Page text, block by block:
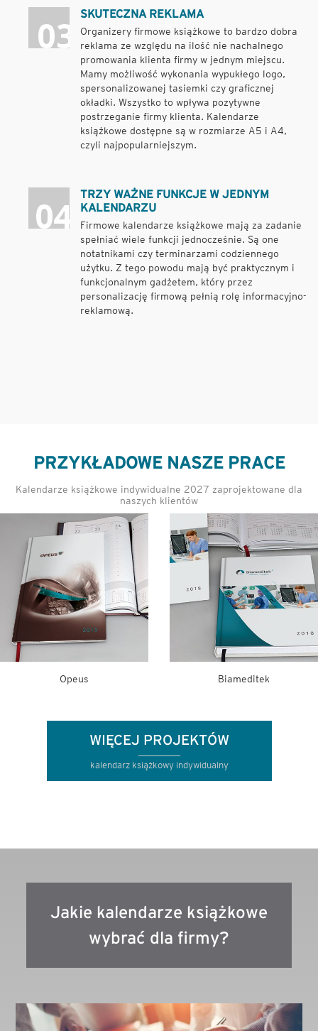
SKUTECZNA REKLAMA
Organizery firmowe książkowe to bardzo dobra
reklama ze względu na ilość nie nachalnego
promowania klienta firmy w jednym miejscu.
Mamy możliwość wykonania wypukłego logo,
spersonalizowanej tasiemki czy graficznej
okładki. Wszystko to wpływa pozytywne
postrzeganie firmy klienta. Kalendarze
książkowe dostępne są w rozmiarze A5 i A4,
czyli najpopularniejszym.
TRZY WAŻNE FUNKCJE W JEDNYM
KALENDARZU
Firmowe kalendarze książkowe mają za zadanie
spełniać wiele funkcji jednocześnie. Są one
notatnikami czy terminarzami codziennego
użytku. Z tego powodu mają być praktycznym i
funkcjonalnym gadżetem, który przez
personalizację firmową pełnią rolę informacyjno-
reklamową.
PRZYKŁADOWE NASZE PRACE
Kalendarze książkowe indywidualne 2027 zaprojektowane dla
naszych klientów
Osiedle Książenice Osiedle Stara Cegielnia
WIĘCEJ PROJEKTÓW
kalendarz książkowy indywidualny
Jakie kalendarze książkowe
wybrać dla firmy?